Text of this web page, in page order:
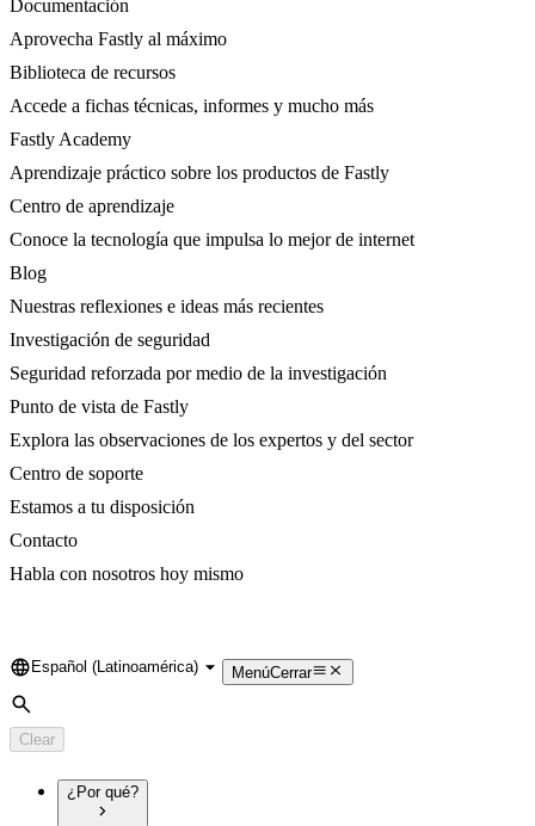
Documentación
Aprovecha Fastly al máximo
Biblioteca de recursos
Accede a fichas técnicas, informes y mucho más
Fastly Academy
Aprendizaje práctico sobre los productos de Fastly
Centro de aprendizaje
Conoce la tecnología que impulsa lo mejor de internet
Blog
Nuestras reflexiones e ideas más recientes
Investigación de seguridad
Seguridad reforzada por medio de la investigación
Punto de vista de Fastly
Explora las observaciones de los expertos y del sector
Centro de soporte
Estamos a tu disposición
Contacto
Habla con nosotros hoy mismo
Language
Español (Latinoamérica) MenúCerrar
Search
Clear
¿Por qué?